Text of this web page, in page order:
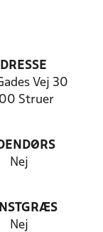
Vej 30
Struer
Nej
Nej